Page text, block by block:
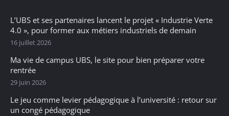
L’UBS et ses partenaires lancent le projet « Industrie Verte
4.0 », pour former aux métiers industriels de demain
16 juillet 2026
Ma vie de campus UBS, le site pour bien préparer votre
rentrée
29 juin 2026
Le jeu comme levier pédagogique à l’université : retour sur
un congé pédagogique